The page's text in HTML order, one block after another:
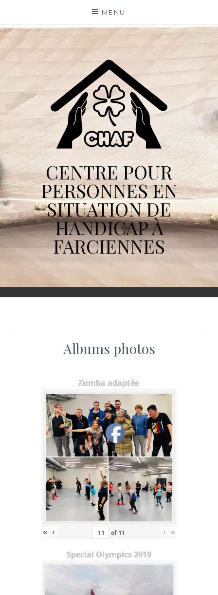
content
MENU
CENTRE POUR
PERSONNES EN
SITUATION DE
HANDICAP À
FARCIENNES
Albums photos
Zumba adaptée
« ‹ of 11 › »
Special Olympics 2019